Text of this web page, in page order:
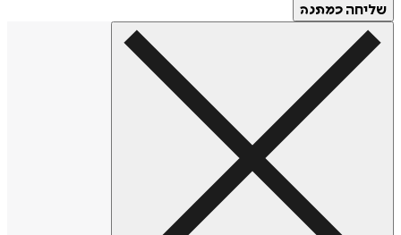
כמתנה